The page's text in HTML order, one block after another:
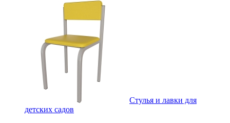
Стулья и лавки для
детских садов